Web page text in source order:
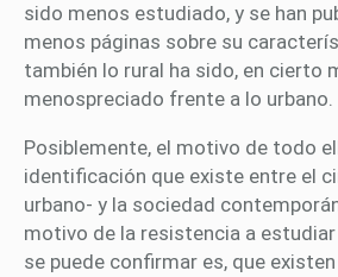
sido menos estudiado, y se han
menos páginas sobre su
también lo rural ha sido, en cierto
menospreciado frente a lo urbano.
Posiblemente, el motivo de todo
identificación que existe entre el
urbano- y la sociedad
motivo de la resistencia a
se puede confirmar es, que